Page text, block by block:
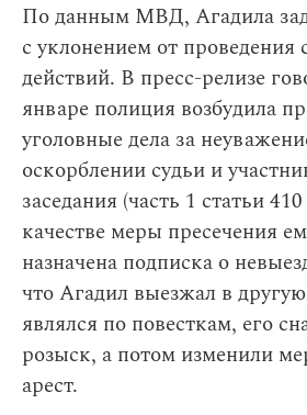
По данным МВД, Агадила
с уклонением от проведения
действий. В пресс-релизе
январе полиция возбудила
уголовные дела за
оскорблении судьи и
заседания (часть 1 статьи
качестве меры пресечения
назначена подписка о
что Агадил выезжал в
являлся по повесткам, его
розыск, а потом изменили
арест.